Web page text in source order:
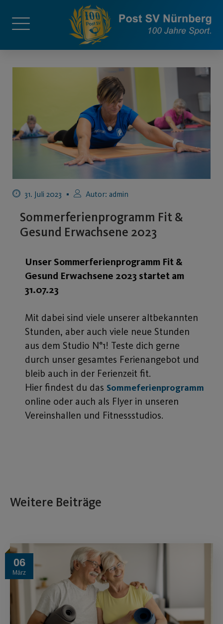
31. Juli 2023 Autor: admin
Sommerferienprogramm Fit &
Gesund Erwachsene 2023
Unser Sommerferienprogramm Fit &
Gesund Erwachsene 2023 startet am
31.07.23
Mit dabei sind viele unserer altbekannten
Stunden, aber auch viele neue Stunden
aus dem Studio N°1! Teste dich gerne
durch unser gesamtes Ferienangebot und
bleib auch in der Ferienzeit fit.
Hier findest du das Sommeferienprogramm
online oder auch als Flyer in unseren
Vereinshallen und Fitnessstudios.
Weitere Beiträge
06
März